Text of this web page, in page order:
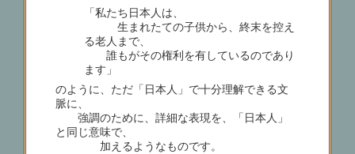
「私たち日本人は、
生まれたての子供から、終末を控え
る老人まで、
誰もがその権利を有しているのであり
ます」
のように、ただ「日本人」で十分理解できる文
脈に、
強調のために、詳細な表現を、「日本人」
と同じ意味で、
加えるようなものです。